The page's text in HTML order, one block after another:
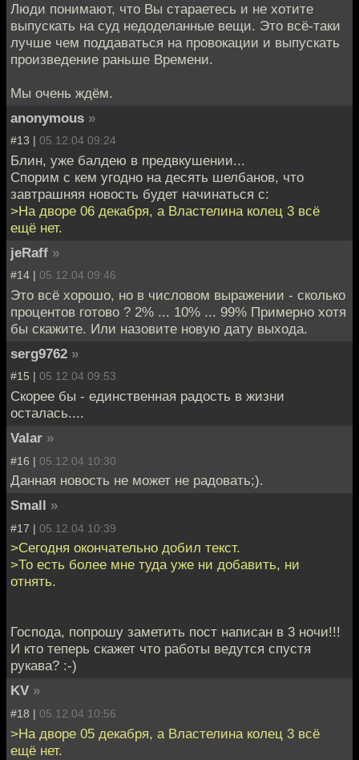
Люди понимают, что Вы стараетесь и не хотите
выпускать на суд недоделанные вещи. Это всё-таки
лучше чем поддаваться на провокации и выпускать
произведение раньше Времени.
Мы очень ждём.
anonymous »
#13 | 05.12.04 09:24
Блин, уже балдею в предвкушении...
Спорим с кем угодно на десять шелбанов, что
завтрашняя новость будет начинаться с:
>На дворе 06 декабря, а Властелина колец 3 всё
ещё нет.
jeRaff »
#14 | 05.12.04 09:46
Это всё хорошо, но в числовом выражении - сколько
процентов готово ? 2% ... 10% ... 99% Примерно хотя
бы скажите. Или назовите новую дату выхода.
serg9762 »
#15 | 05.12.04 09:53
Скорее бы - единственная радость в жизни
осталась....
Valar »
#16 | 05.12.04 10:30
Данная новость не может не радовать;).
Small »
#17 | 05.12.04 10:39
>Сегодня окончательно добил текст.
>То есть более мне туда уже ни добавить, ни
отнять.
Господа, попрошу заметить пост написан в 3 ночи!!!
И кто теперь скажет что работы ведутся спустя
рукава? :-)
KV »
#18 | 05.12.04 10:56
>На дворе 05 декабря, а Властелина колец 3 всё
ещё нет.